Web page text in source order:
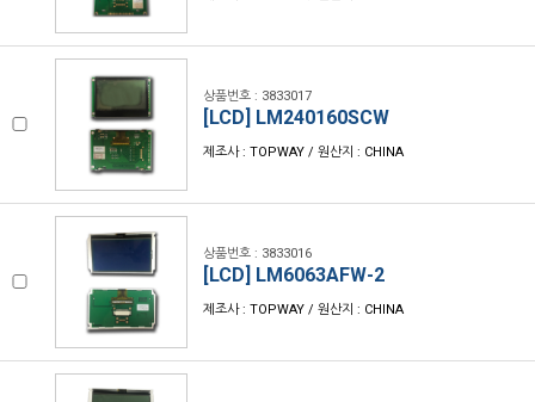
상품번호 : 3833017
[LCD] LM240160SCW
제조사 : TOPWAY / 원산지 : CHINA
상품번호 : 3833016
[LCD] LM6063AFW-2
제조사 : TOPWAY / 원산지 : CHINA